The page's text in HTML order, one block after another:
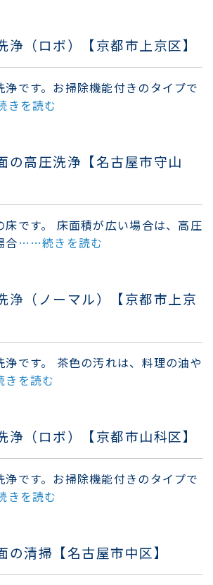
浄（ロボ）【京都市上京区】
浄です。お掃除機能付きのタイプで
を読む
の高圧洗浄【名古屋市守山
床です。 床面積が広い場合は、高圧
合……続きを読む
浄（ノーマル）【京都市上京
浄です。 茶色の汚れは、料理の油や
を読む
浄（ロボ）【京都市山科区】
浄です。お掃除機能付きのタイプで
を読む
の清掃【名古屋市中区】